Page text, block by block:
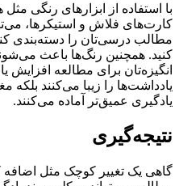
با استفاده از ابزارهای رنگی مثل
کارت‌های فلاش و استیکرها،
مطالب درسی‌تان را دسته‌بندی
کنید. همچنین رنگ‌ها باعث
انگیزه‌تان برای مطالعه افزایش
یادداشت‌ها را زیبا می‌کنند بلکه
یادگیری عمیق‌تر آماده می‌کنند.
نتیجه‌گیری
گاهی یک تغییر کوچک مثل اضافه